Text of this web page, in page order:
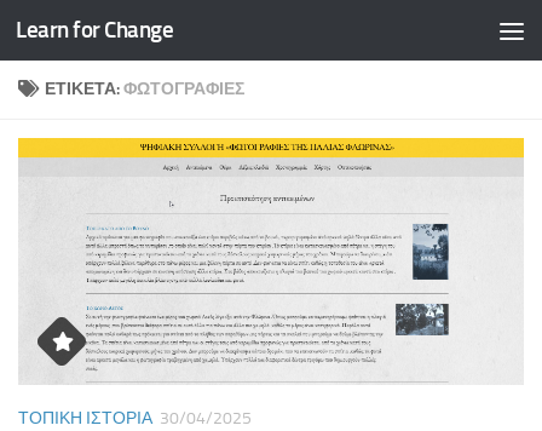
Skip to content
Learn for Change
ΕΤΙΚΈΤΑ:ΦΩΤΟΓΡΑΦΊΕΣ
ΤΟΠΙΚΉ ΙΣΤΟΡΊΑ 30/04/2025